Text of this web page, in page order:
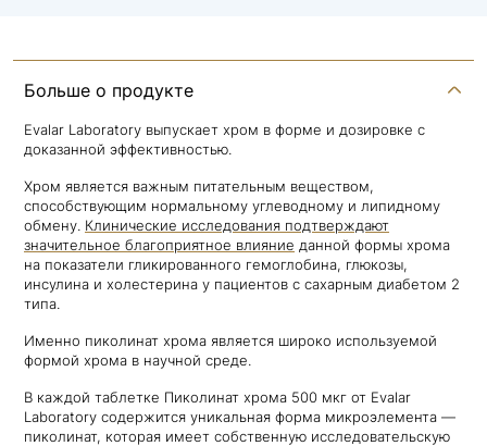
Больше о продукте
Evalar Laboratory выпускает хром в форме и дозировке с
доказанной эффективностью.
Хром является важным питательным веществом,
способствующим нормальному углеводному и липидному
обмену. Клинические исследования подтверждают
значительное благоприятное влияние данной формы хрома
на показатели гликированного гемоглобина, глюкозы,
инсулина и холестерина у пациентов с сахарным диабетом 2
типа.
Именно пиколинат хрома является широко используемой
формой хрома в научной среде.
В каждой таблетке Пиколинат хрома 500 мкг от Evalar
Laboratory содержится уникальная форма микроэлемента —
пиколинат, которая имеет собственную исследовательскую